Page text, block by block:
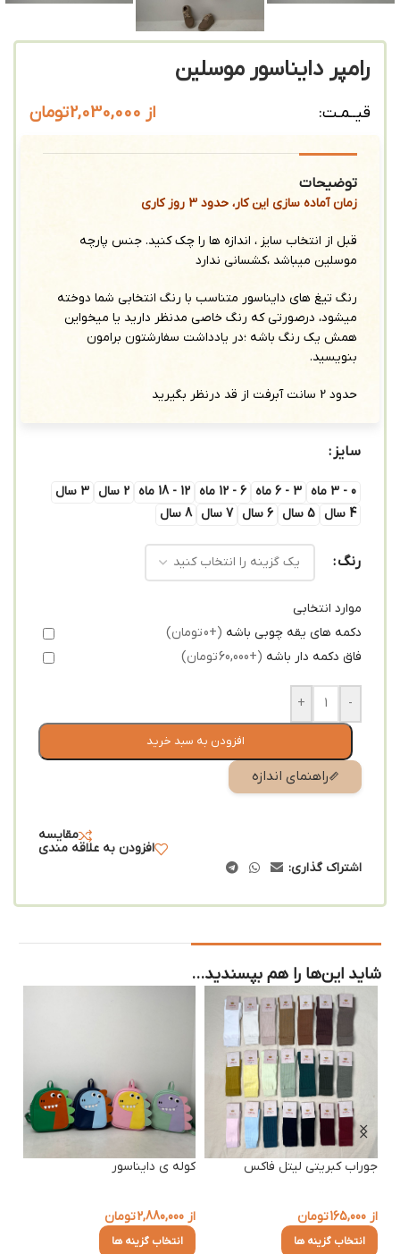
رامپر دایناسور موسلین
قیــمـت: از 2,030,000تومان
توضیحات
زمان آماده سازی این کار، حدود 3 روز کاری
قبل از انتخاب سایز ، اندازه ها را چک کنید. جنس پارچه
موسلین میباشد ،کشسانی ندارد
رنگ تیغ های دایناسور متناسب با رنگ انتخابی شما دوخته
میشود، درصورتی که رنگ خاصی مدنظر دارید یا میخواین
همش یک رنگ باشه ؛در یادداشت سفارشتون برامون
بنویسید.
حدود 2 سانت آبرفت از قد درنظر بگیرید
سایز
0 - 3 ماه 3 - 6 ماه 6 - 12 ماه 12 - 18 ماه 2 سال
3 سال
4 سال
5 سال 6 سال 7 سال 8 سال
رنگ
موارد انتخابی
دکمه های یقه چوبی باشه (+0 تومان)
فاق دکمه دار باشه (+60,000 تومان)
-
+
افزودن به سبد خرید
راهنمای اندازه
مقایسه
افزودن به علاقه مندی
اشتراک گذاری:
شاید این‌ها را هم بپسندید…
جوراب کبریتی لیتل فاکس
از165,000تومان
انتخاب گزینه ها
کوله ی دایناسور
از 2,880,000تومان
انتخاب گزینه ها